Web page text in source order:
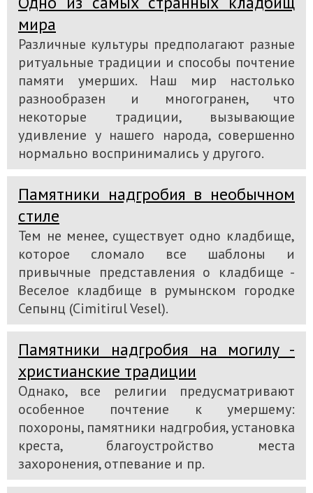
мира
Различные культуры предполагают разные
ритуальные традиции и способы почтение
памяти умерших. Наш мир настолько
разнообразен и многогранен, что
некоторые традиции, вызывающие
удивление у нашего народа, совершенно
нормально воспринимались у другого.
Памятники надгробия в необычном
стиле
Тем не менее, существует одно кладбище,
которое сломало все шаблоны и
привычные представления о кладбище -
Веселое кладбище в румынском городке
Сепынц (Cimitirul Vesel).
Памятники надгробия на могилу -
христианские традиции
Однако, все религии предусматривают
особенное почтение к умершему:
похороны, памятники надгробия, установка
креста, благоустройство места
захоронения, отпевание и пр.